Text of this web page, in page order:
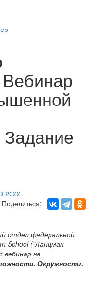
2022
Поделиться:
отдел федеральной
School ("Ланцман
вебинар на
Окружности.